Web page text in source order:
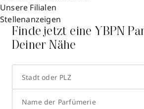
Unsere Filialen
Stellenanzeigen
Finde jetzt eine YBPN
Deiner Nähe
Stadt oder PLZ
Name der Parfümerie